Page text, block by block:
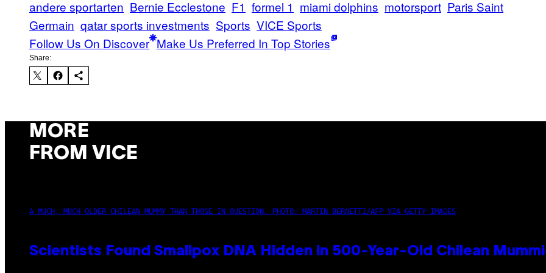
andere sportarten Bernie Ecclestone F1 formel 1 miami dolphins motorsport Paris Saint
Germain qatar sports investments Sports VICE Sports
Follow Us On Discover Make Us Preferred In Top Stories
Share:
MORE
FROM VICE
A MUCH, MUCH OLDER CHILEAN MUMMY THAN THOSE IN QUESTION. PHOTO: MARTIN BERNETTI/AFP VIA GETTY IMAGES
Scientists Found Smallpox DNA Hidden in 500-Year-Old Chilean